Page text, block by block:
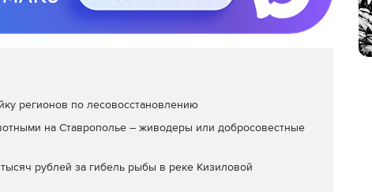
регионов по лесовосстановлению
на Ставрополье – живодеры или добросовестные
рублей за гибель рыбы в реке Кизиловой